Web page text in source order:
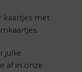
kaartjes met
jullie
af in onze